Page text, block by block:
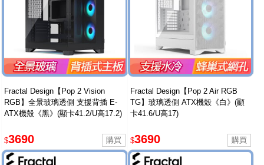
Fractal Design【Pop 2 Vision
RGB】全景玻璃透側 支援背插 E-
ATX機殼《黑》(顯卡41.2/U高17.2)
$3690
Fractal Design【Pop 2 Air RGB
TG】玻璃透側 ATX機殼《白》(顯
卡41.6/U高17)
$3690